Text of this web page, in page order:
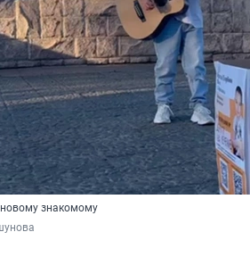
знакомому